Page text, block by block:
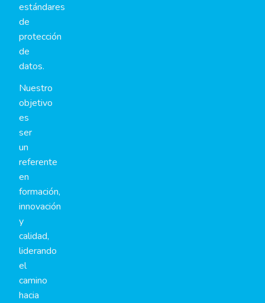
estándares
de
protección
de
datos.
Nuestro
objetivo
es
ser
un
referente
en
formación,
innovación
y
calidad,
liderando
el
camino
hacia